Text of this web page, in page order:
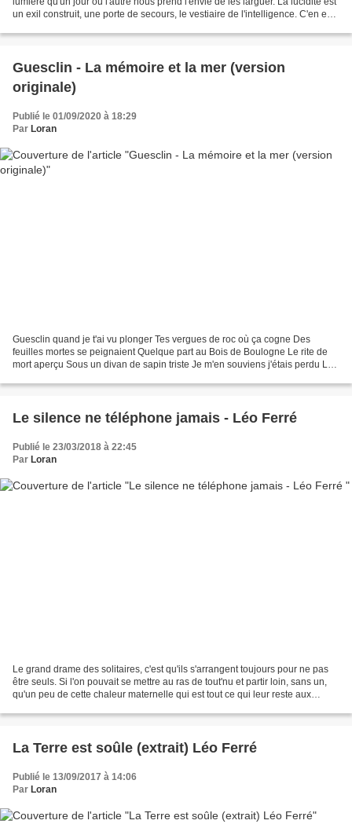
un exil construit, une porte de secours, le vestiaire de l'intelligence. C'en est
Guesclin - La mémoire et la mer (version
originale)
Publié le 01/09/2020 à 18:29
Par Loran
Guesclin quand je t'ai vu plonger Tes vergues de roc où ça cogne Des
feuilles mortes se peignaient Quelque part au Bois de Boulogne Le rite de
mort aperçu Sous un divan de sapin triste Je m'en souviens j'étais perdu La
Le silence ne téléphone jamais - Léo Ferré
Publié le 23/03/2018 à 22:45
Par Loran
Le grand drame des solitaires, c'est qu'ils s'arrangent toujours pour ne pas
être seuls. Si l'on pouvait se mettre au ras de tout'nu et partir loin, sans un,
qu'un peu de cette chaleur maternelle qui est tout ce qui leur reste aux
La Terre est soûle (extrait) Léo Ferré
Publié le 13/09/2017 à 14:06
Par Loran